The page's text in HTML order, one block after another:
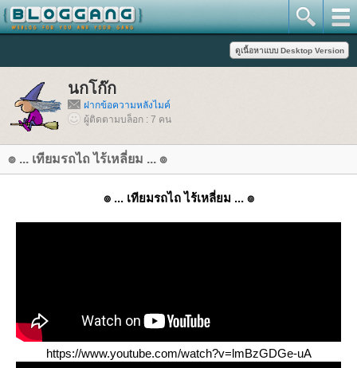
นกโก๊ก
ฝากข้อความหลังไมค์
ผู้ติดตามบล็อก : 7 คน
๏ ... เทียมรถไถ ไร้เหลี่ยม ... ๏
๏ ... เทียมรถไถ ไร้เหลี่ยม ... ๏
https://www.youtube.com/watch?v=lmBzGDGe-uA